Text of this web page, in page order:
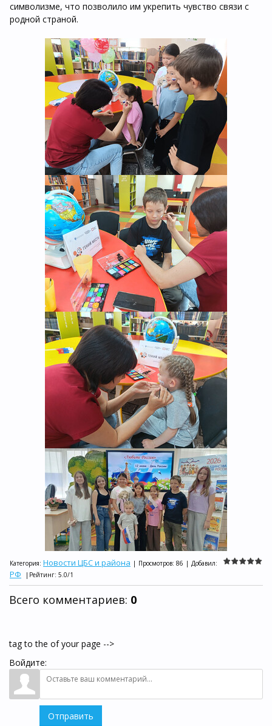
символизме, что позволило им укрепить чувство связи с
родной страной.
Категория: Новости ЦБС и района | Просмотров: 86 | Добавил:
РФ | Рейтинг: 5.0/1
Всего комментариев: 0
tag to the of your page -->
Войдите:
Отправить